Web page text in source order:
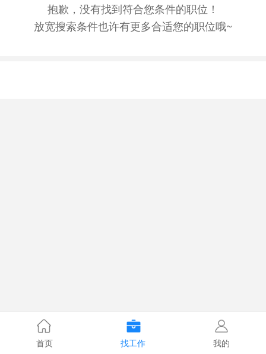
抱歉，没有找到符合您条件的职位！
放宽搜索条件也许有更多合适您的职位哦~
首页 找工作 我的